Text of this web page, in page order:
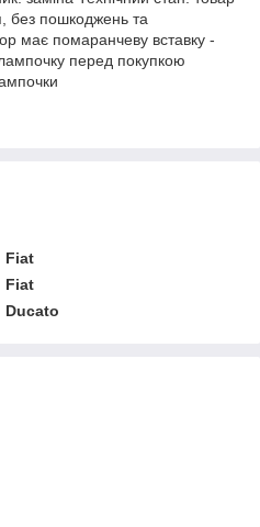
без пошкоджень та
має помаранчеву вставку -
перед покупкою
Fiat
Fiat
Ducato